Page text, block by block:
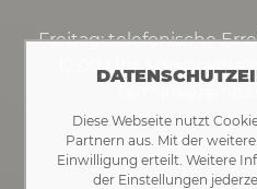
Freitag: telefonische
12:00 Uhr,
Kontakt ·
Diese Webseite nutzt
Partnern aus. Mit der
Einwilligung erteilt. Weitere
der Einstellungen